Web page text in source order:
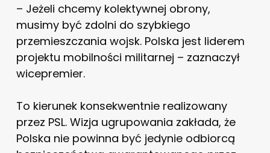
– Jeżeli chcemy kolektywnej obrony,
musimy być zdolni do szybkiego
przemieszczania wojsk. Polska jest liderem
projektu mobilności militarnej – zaznaczył
wicepremier.
To kierunek konsekwentnie realizowany
przez PSL. Wizja ugrupowania zakłada, że
Polska nie powinna być jedynie odbiorcą